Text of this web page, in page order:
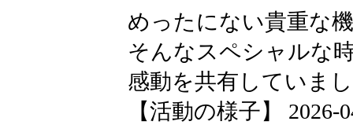
めったにない貴重な
そんなスペシャルな
感動を共有していま
【活動の様子】 2026-